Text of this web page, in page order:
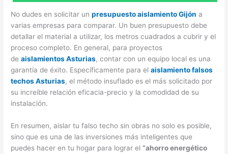
No dudes en solicitar unpresupuesto aislamiento Gijón a
varias empresas para comparar. Un buen presupuesto debe
detallar el material a utilizar, los metros cuadrados a cubrir y el
proceso completo. En general, para proyectos
deaislamientos Asturias, contar con un equipo local es una
garantía de éxito. Específicamente para elaislamiento falsos
techos Asturias, el método insuflado es el más solicitado por
su increíble relación eficacia-precio y la comodidad de su
instalación.
En resumen, aislar tu falso techo sin obras no solo es posible,
sino que es una de las inversiones más inteligentes que
puedes hacer en tu hogar para lograr el“ahorro energético